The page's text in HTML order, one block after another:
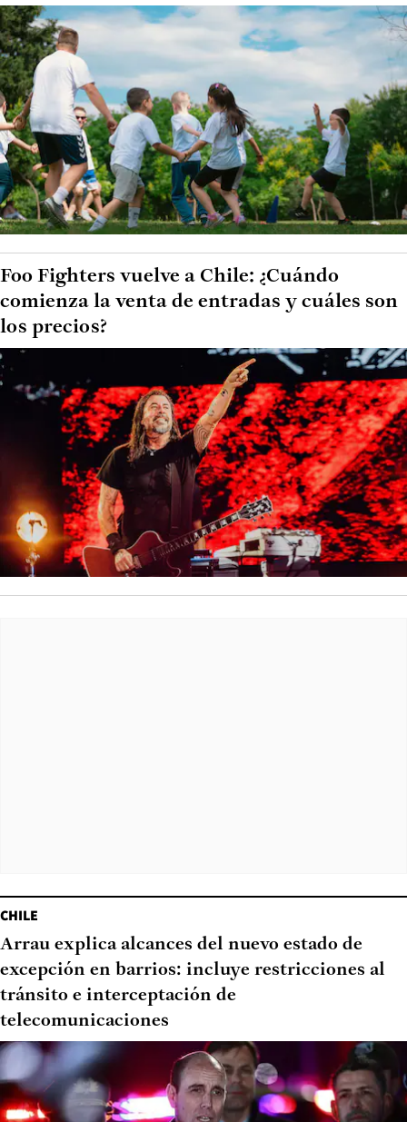
Foo Fighters vuelve a Chile: ¿Cuándo
comienza la venta de entradas y cuáles son
los precios?
CHILE
Arrau explica alcances del nuevo estado de
excepción en barrios: incluye restricciones al
tránsito e interceptación de
telecomunicaciones